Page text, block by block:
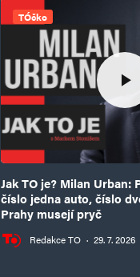
TÓčko
Jak TO je? Milan Urban:
číslo jedna auto, číslo
Prahy musejí pryč
Redakce TO · 29. 7. 2026